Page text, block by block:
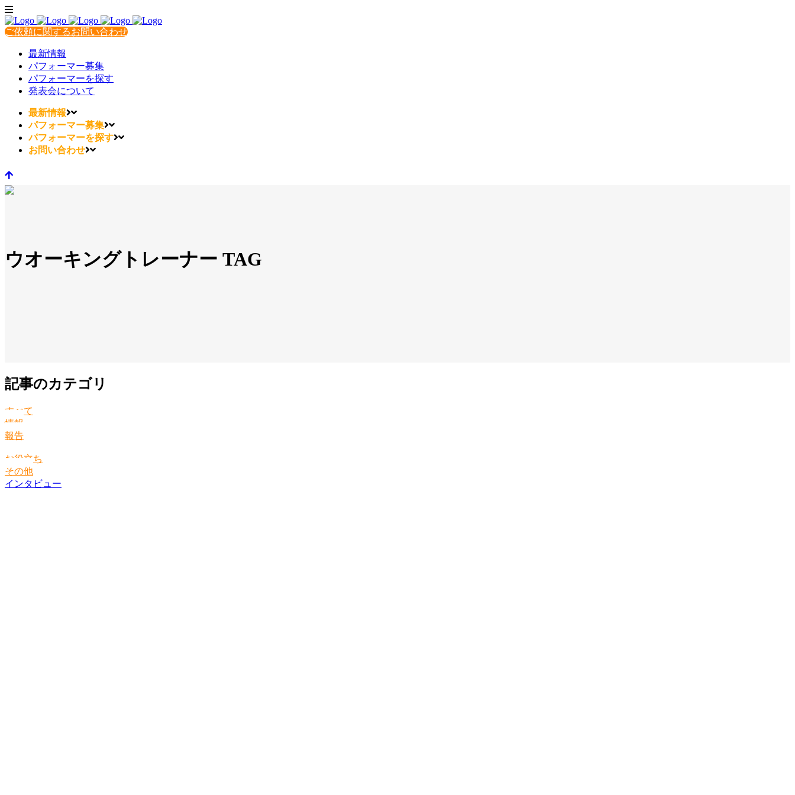
ご依頼に関するお問い合わせ
最新情報
パフォーマー募集
パフォーマーを探す
発表会について
最新情報
パフォーマー募集
パフォーマーを探す
お問い合わせ
ウオーキングトレーナー TAG
記事のカテゴリ
すべて
情報
報告
お役立ち
その他
インタビュー